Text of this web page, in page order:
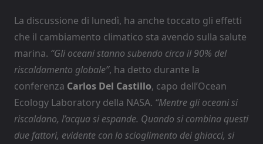
La discussione di lunedì, ha anche toccato gli effetti
che il cambiamento climatico sta avendo sulla salute
marina. “Gli oceani stanno subendo circa il 90% del
riscaldamento globale”, ha detto durante la
conferenza Carlos Del Castillo, capo dell’Ocean
Ecology Laboratory della NASA. “Mentre gli oceani si
riscaldano, l’acqua si espande. Quando si combina questi
due fattori, evidente con lo scioglimento dei ghiacci, si